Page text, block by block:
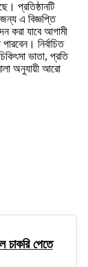
প্রতিষ্ঠানটি
এ বিজ্ঞপ্তি
করা যাবে আগামী
নির্বাচিত
ভাতা, প্রতি
অনুযায়ী আরো
চাকরি পেতে